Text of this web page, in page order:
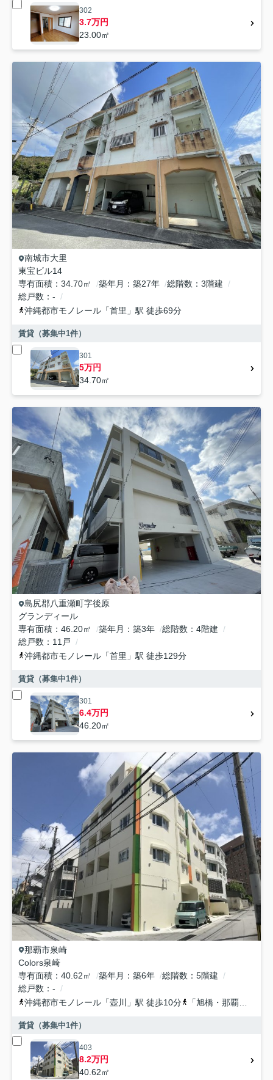
302
3.7万円
23.00㎡
南城市大里
東宝ビル14
専有面積
34.70㎡ 築年月 築27年 総階数
3階建
総戸数
-
沖縄都市モノレール 「首里 」駅 徒歩69分
賃貸（募集中1件）
301
5万円
34.70㎡
島尻郡八重瀬町字後原
グランディール
専有面積
46.20㎡ 築年月 築3年 総階数
4階建
総戸数
11戸
沖縄都市モノレール 「首里 」駅 徒歩129分
賃貸（募集中1件）
301
6.4万円
46.20㎡
那覇市泉崎
Colors泉崎
専有面積
40.62㎡ 築年月 築6年 総階数
5階建
総戸数
-
沖縄都市モノレール 「壺川 」駅 徒歩10分 「旭橋・那覇バスターミナルバス停」バス停下車 徒歩4分
賃貸（募集中1件）
403
8.2万円
40.62㎡